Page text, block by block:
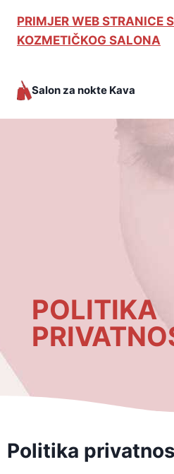
PRIMJER WEB STRANICE
KOZMETIČKOG SALONA
Salon za nokte Kava
POLITIKA
Politika